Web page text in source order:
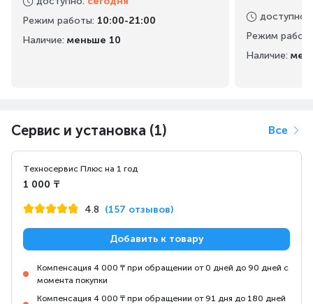
Режим работы: 10:00-21:00
Наличие: меньше 10
доступно
Режим
Наличие:
Сервис и установка (1) Все
Техносервис Плюс на 1 год
1 000 ₸
4.8 (157 отзывов)
Добавить к товару
Компенсация 4 000 ₸ при обращении от 0 дней до 90 дней с
момента покупки
Компенсация 4 000 ₸ при обращении от 91 дня до 180 дней